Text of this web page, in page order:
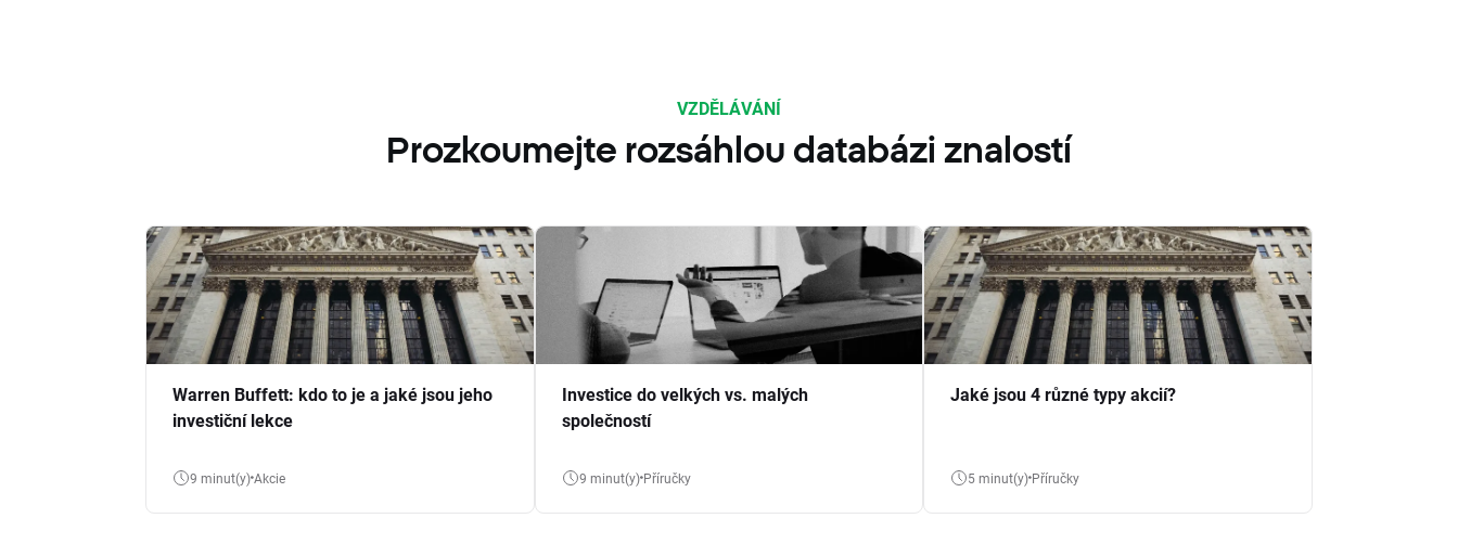
VZDĚLÁVÁNÍ
Prozkoumejte rozsáhlou databázi znalostí
Warren Buffett: kdo to je a jaké jsou jeho
investiční lekce
9 minut(y) Akcie
Investice do velkých vs. malých
společností
9 minut(y) Příručky
Jaké jsou 4 různé typy akcií?
5 minut(y) Příručky